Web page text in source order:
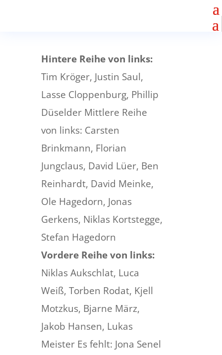
Hintere Reihe von links:
Tim Kröger, Justin Saul,
Lasse Cloppenburg, Phillip
Düselder Mittlere Reihe
von links: Carsten
Brinkmann, Florian
Jungclaus, David Lüer, Ben
Reinhardt, David Meinke,
Ole Hagedorn, Jonas
Gerkens, Niklas Kortstegge,
Stefan Hagedorn
Vordere Reihe von links:
Niklas Aukschlat, Luca
Weiß, Torben Rodat, Kjell
Motzkus, Bjarne März,
Jakob Hansen, Lukas
Meister Es fehlt: Jona Senel